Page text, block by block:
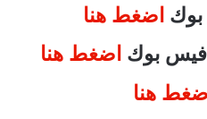
بوك اضغط هنا
فيس بوك اضغط هنا
هنا